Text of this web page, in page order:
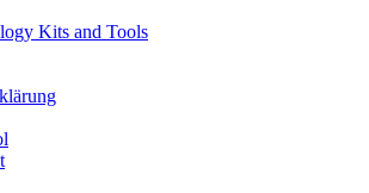
Kits and Tools